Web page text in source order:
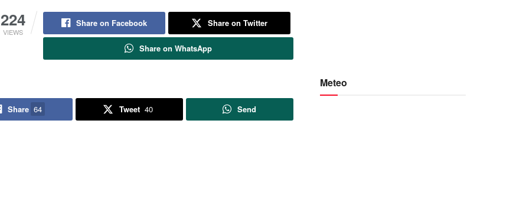
224
VIEWS
Share on Facebook Share on Twitter
Share on WhatsApp
Share 64 Tweet 40 Send
Meteo